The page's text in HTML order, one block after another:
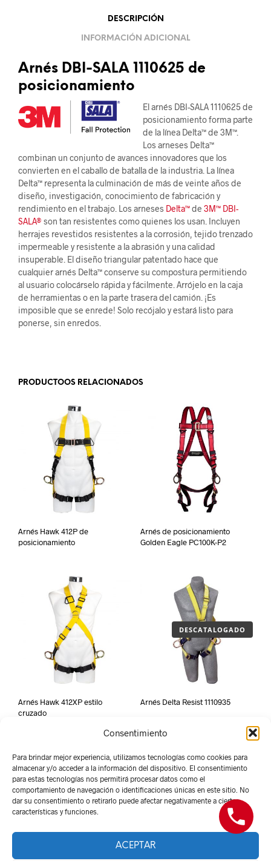
Consentimiento
Para brindar mejor experiencia, utilizamos tecnologías como cookies para
almacenar y/o acceder a la información del dispositivo. El consentimiento
para estas tecnologías nos permitirá procesar datos como el
comportamiento de navegación o identificaciones únicas en este sitio. No
dar su consentimiento o retirarlo puede afectar negativamente a ciertas
características y funciones.
ACEPTAR
DESCRIPCIÓN
INFORMACIÓN ADICIONAL
Arnés DBI-SALA 1110625 de
posicionamiento
El arnés DBI-SALA 1110625 de
posicionamiento forma parte
de la línea Delta™ de 3M™.
Los arneses Delta™
combinan un conjunto de avances innovadores que los
convierten en el caballo de batalla de la industria. La línea
Delta™ representa la culminación de más de veinte años de
diseño, investigación, conocimiento de fabricación y
rendimiento en el trabajo. Los arneses Delta™de 3M™ DBI-
SALA® son tan resistentes como quienes los usan. Incluyen
herrajes revestidos resistentes a la corrosión, tejido trenzado
impermeable y resistente a la abrasión y una calidad
insuperable. El diseño triangular patentado hace que
cualquier arnés Delta™ conserve su compostura permitiendo
al usuario colocárselo rápida y fácilmente. Arrójelo en la caja
de herramientas o en la parte trasera del camión. ¡Es
imposible que se enrede! Solo recójalo y estará listo para
ponerse, sin enredos.
PRODUCTOOS RELACIONADOS
Arnés Hawk 412P de
posicionamiento
Arnés de posicionamiento
Golden Eagle PC100K-P2
Arnés Hawk 412XP estilo
cruzado
DESCATALOGADO
Arnés Delta Resist 1110935